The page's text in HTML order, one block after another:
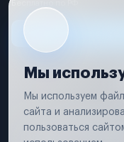
Условия
Вся информация,
Мы
Мы используем
сайта и
пользоваться